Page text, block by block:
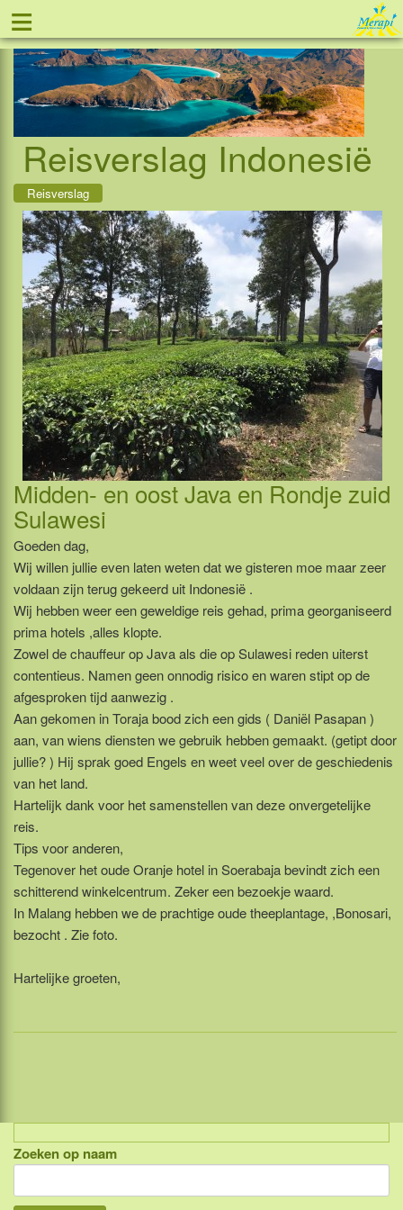
≡ Tel: 088 - 81 11 999
Reisverslag Indonesië
Reisverslag
Midden- en oost Java en Rondje zuid
Sulawesi
Goeden dag,
Wij willen jullie even laten weten dat we gisteren moe maar zeer
voldaan zijn terug gekeerd uit Indonesië .
Wij hebben weer een geweldige reis gehad, prima georganiseerd
prima hotels ,alles klopte.
Zowel de chauffeur op Java als die op Sulawesi reden uiterst
contentieus. Namen geen onnodig risico en waren stipt op de
afgesproken tijd aanwezig .
Aan gekomen in Toraja bood zich een gids ( Daniël Pasapan )
aan, van wiens diensten we gebruik hebben gemaakt. (getipt door
jullie? ) Hij sprak goed Engels en weet veel over de geschiedenis
van het land.
Hartelijk dank voor het samenstellen van deze onvergetelijke
reis.
Tips voor anderen,
Tegenover het oude Oranje hotel in Soerabaja bevindt zich een
schitterend winkelcentrum. Zeker een bezoekje waard.
In Malang hebben we de prachtige oude theeplantage, ,Bonosari,
bezocht . Zie foto.
Hartelijke groeten,
Indonesië, eilandcombinaties
Bali
Zoeken op naam